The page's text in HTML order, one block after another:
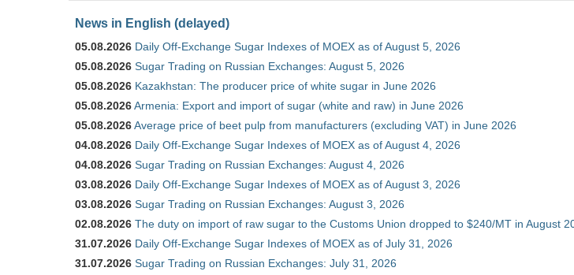
News in English (delayed)
05.08.2026 Daily Off-Exchange Sugar Indexes of MOEX as of August 5, 2026
05.08.2026 Sugar Trading on Russian Exchanges: August 5, 2026
05.08.2026 Kazakhstan: The producer price of white sugar in June 2026
05.08.2026Armenia: Export and import of sugar (white and raw) in June 2026
05.08.2026Average price of beet pulp from manufacturers (excluding VAT) in June 2026
04.08.2026 Daily Off-Exchange Sugar Indexes of MOEX as of August 4, 2026
04.08.2026 Sugar Trading on Russian Exchanges: August 4, 2026
03.08.2026 Daily Off-Exchange Sugar Indexes of MOEX as of August 3, 2026
03.08.2026 Sugar Trading on Russian Exchanges: August 3, 2026
02.08.2026 The duty on import of raw sugar to the Customs Union dropped to $240/MT in August
31.07.2026 Daily Off-Exchange Sugar Indexes of MOEX as of July 31, 2026
31.07.2026 Sugar Trading on Russian Exchanges: July 31, 2026